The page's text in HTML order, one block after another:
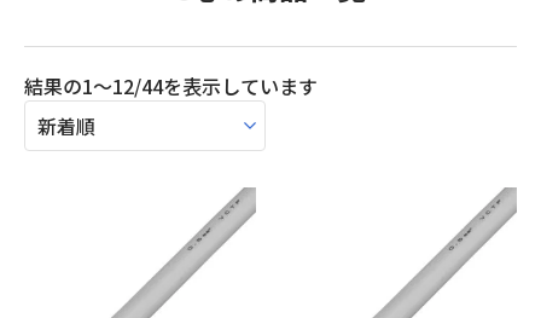
結果の1～12/44を表示しています